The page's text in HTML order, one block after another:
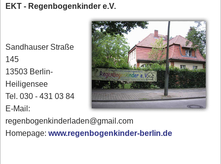
EKT - Regenbogenkinder e.V.
Sandhauser Straße
145
13503 Berlin-
Heiligensee
Tel. 030 - 431 03 84‎
E-Mail:
regenbogenkinderladen@gmail.com
Homepage:www.regenbogenkinder-berlin.de